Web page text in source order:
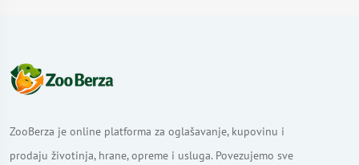
ZooBerza je online platforma za oglašavanje, kupovinu i
prodaju životinja, hrane, opreme i usluga. Povezujemo sve